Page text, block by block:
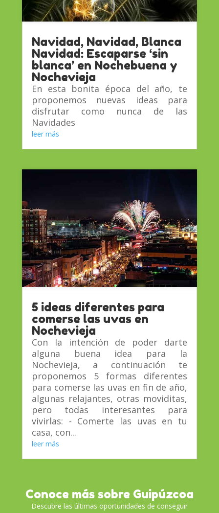
Navidad, Navidad, Blanca
Navidad: Escaparse ‘sin
blanca’ en Nochebuena y
Nochevieja
En esta bonita época del año, te
proponemos nuevas ideas para
disfrutar como nunca de las
Navidades
leer más
5 ideas diferentes para
comerse las uvas en
Nochevieja
Con la intención de poder darte
alguna buena idea para la
Nochevieja, a continuación te
proponemos 5 formas diferentes
para comerse las uvas en fin de año,
algunas relajantes, otras moviditas,
pero todas interesantes para
vivirlas: - Comerte las uvas en tu
casa, con...
leer más
Conoce más sobre Guipúzcoa
Descubre las últimas oportunidades de conseguir